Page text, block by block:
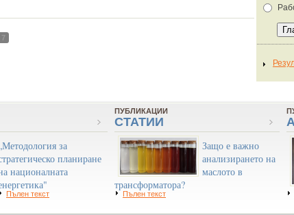
7
за
планиране
националната
Пълен текст
ПУБЛИКАЦИИ
СТАТИИ
Защо е важно
анализирането на
маслото в
трансформатора?
Пълен текст